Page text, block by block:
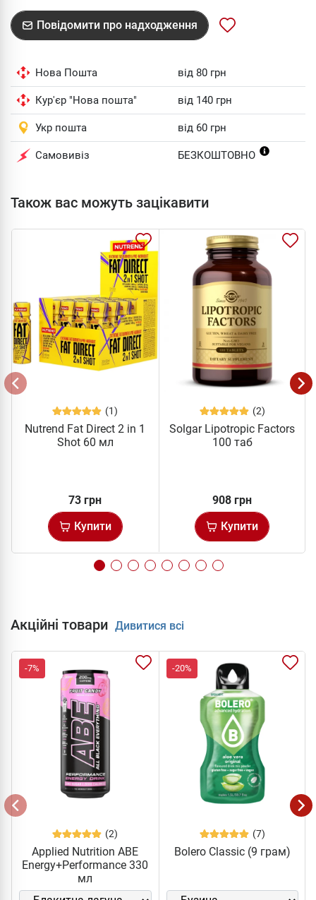
Повідомити про надходження
Нова Пошта від 80 грн
Кур'єр "Нова пошта" від 140 грн
Укр пошта від 60 грн
Самовивіз БЕЗКОШТОВНО
Також вас можуть зацікавити
(1)
Nutrend Fat Direct 2 in 1
Shot 60 мл
73 грн
Купити
(2)
Solgar Lipotropic Factors
100 таб
908 грн
Купити
Акційні товари Дивитися всі
-7%
(2)
Applied Nutrition ABE
Energy+Performance 330
мл
-20%
(7)
Bolero Classic (9 грам)